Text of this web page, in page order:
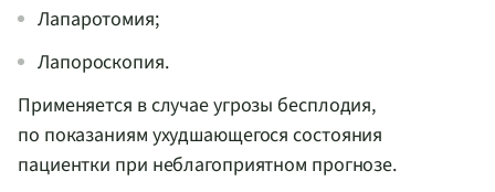
Лапаротомия;
Лапороскопия.
Применяется в случае угрозы бесплодия,
по показаниям ухудшающегося состояния
пациентки при неблагоприятном прогнозе.